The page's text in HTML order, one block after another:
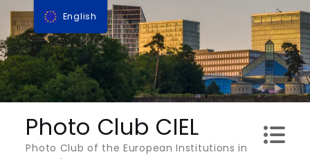
Skip
content
Photo Club CIEL
Photo Club of the European Institutions in
English